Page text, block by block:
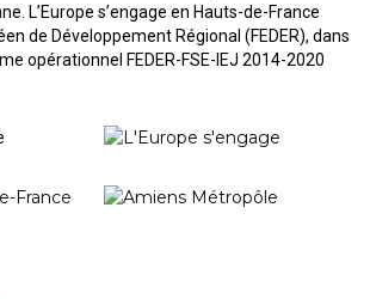
L’Europe s’engage en Hauts-de-France
de Développement Régional (FEDER), dans
opérationnel FEDER-FSE-IEJ 2014-2020